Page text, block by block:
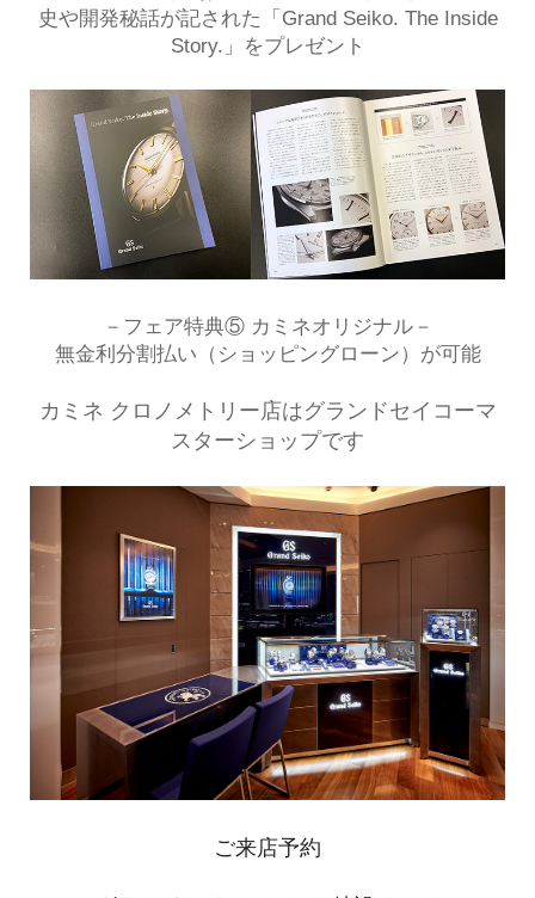
史や開発秘話が記された「Grand Seiko. The Inside
Story.」をプレゼント
－フェア特典⑤ カミネオリジナル－
無金利分割払い（ショッピングローン）が可能
カミネ クロノメトリー店はグランドセイコーマ
スターショップです
ご来店予約